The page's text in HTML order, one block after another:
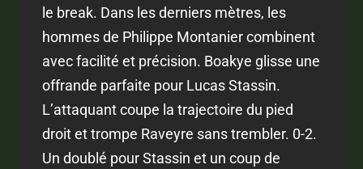
le break. Dans les derniers mètres, les
hommes de Philippe Montanier combinent
avec facilité et précision. Boakye glisse une
offrande parfaite pour Lucas Stassin.
L’attaquant coupe la trajectoire du pied
droit et trompe Raveyre sans trembler. 0-2.
Un doublé pour Stassin et un coup de